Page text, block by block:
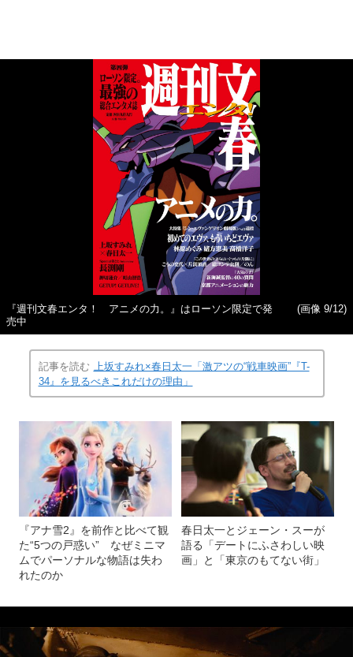
『週刊文春エンタ！ アニメの力。』はローソン限定で発
売中
(画像 9/12)
記事を読む 上坂すみれ×春日太一「激アツの“戦車映画”『T-
34』を見るべきこれだけの理由」
『アナ雪2』を前作と比べて観
た“5つの戸惑い” なぜミニマ
ムでパーソナルな物語は失わ
れたのか
春日太一とジェーン・スーが
語る「デートにふさわしい映
画」と「東京のもてない街」